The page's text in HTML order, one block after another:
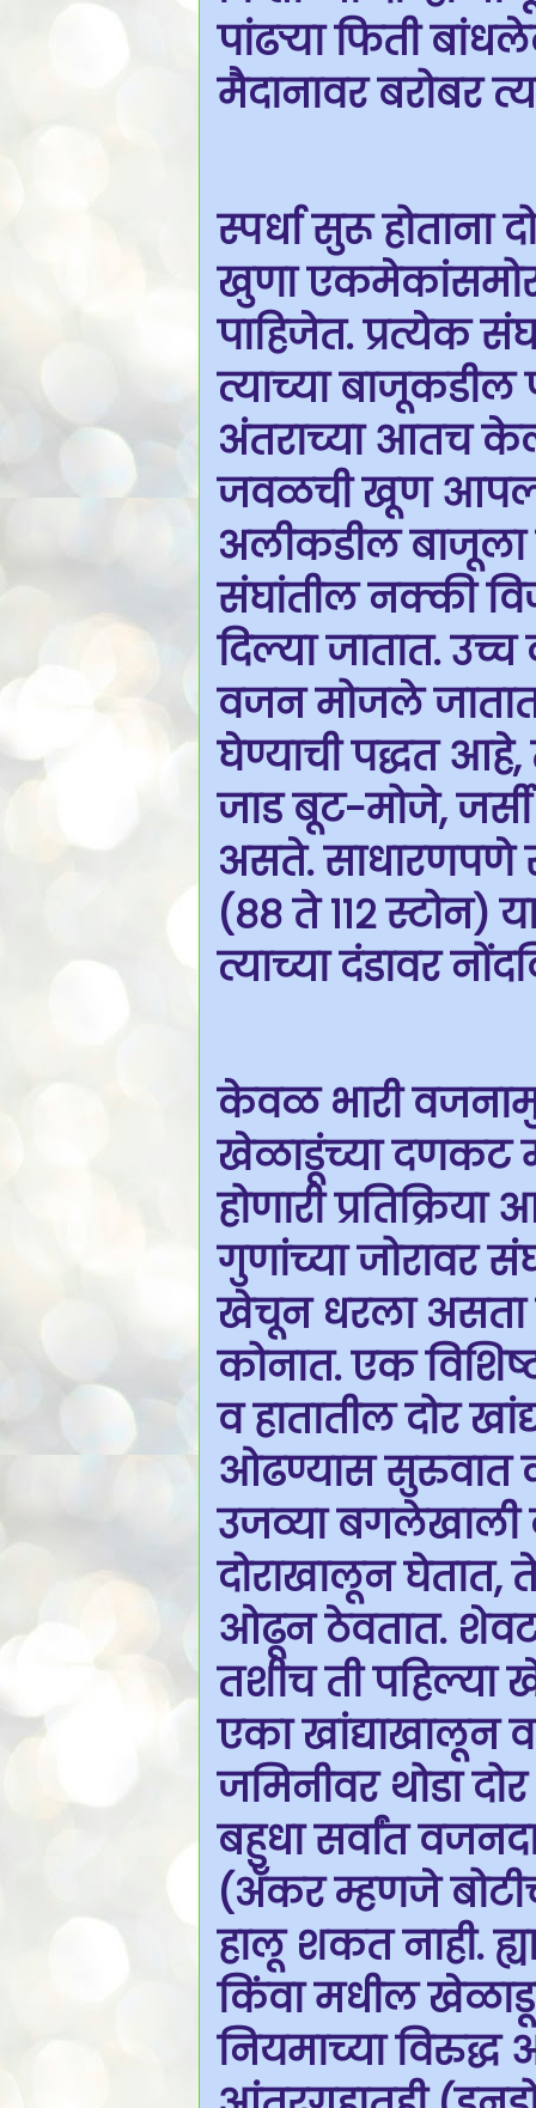
पांढऱ्या फिती
मैदानावर बरोबर
स्पर्धा सुरू होताना
खुणा
पाहिजेत. प्रत्येक
त्याच्या बाजूकडील
अंतराच्या आतच
जवळची खूण
अलीकडील बाजूला
संघांतील नक्की
दिल्या जातात. उच्च
वजन मोजले
घेण्याची पद्धत
जाड बूट-मोजे,
असते. साधारणपणे
(८८ ते ११२ स्टोन)
त्याच्या दंडावर
केवळ भारी
खेळाडूंच्या दणकट
होणारी
गुणांच्या जोरावर
खेचून धरला असता
कोनात. एक
व हातातील दोर
ओढण्यास सुरुवात
उजव्या बगलेखाली
दोराखालून घेतात,
ओढून ठेवतात.
तशीच ती पहिल्या
एका खांद्याखालून
जमिनीवर थोडा
बहुधा सर्वांत
(अँकर म्हणजे
हालू शकत नाही.
किंवा मधील
नियमाच्या विरुद्ध